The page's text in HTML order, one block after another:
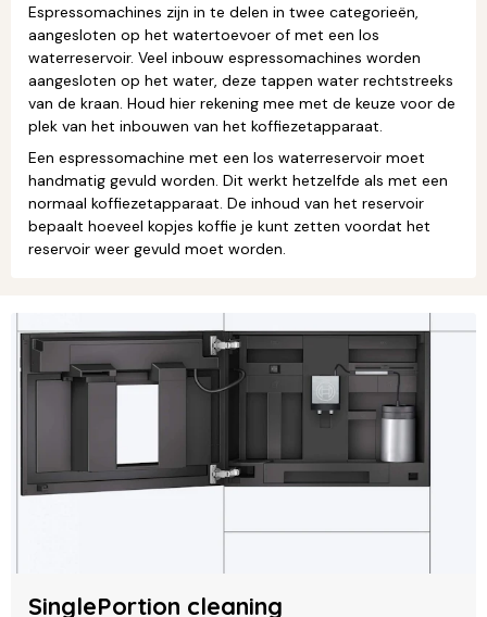
Espressomachines zijn in te delen in twee categorieën,
aangesloten op het watertoevoer of met een los
waterreservoir. Veel inbouw espressomachines worden
aangesloten op het water, deze tappen water rechtstreeks
van de kraan. Houd hier rekening mee met de keuze voor de
plek van het inbouwen van het koffiezetapparaat.
Een espressomachine met een los waterreservoir moet
handmatig gevuld worden. Dit werkt hetzelfde als met een
normaal koffiezetapparaat. De inhoud van het reservoir
bepaalt hoeveel kopjes koffie je kunt zetten voordat het
reservoir weer gevuld moet worden.
SinglePortion cleaning